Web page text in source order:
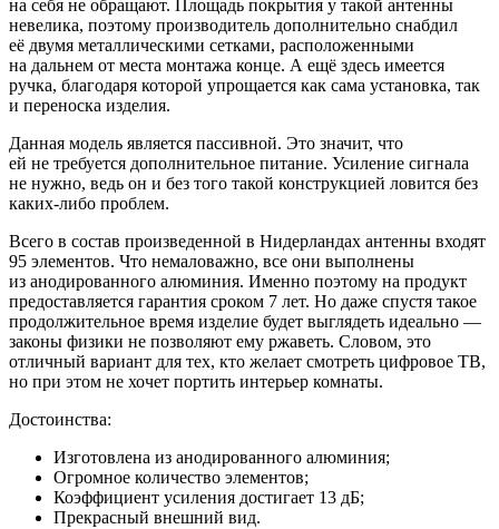
на себя не обращают. Площадь покрытия у такой антенны
невелика, поэтому производитель дополнительно снабдил
её двумя металлическими сетками, расположенными
на дальнем от места монтажа конце. А ещё здесь имеется
ручка, благодаря которой упрощается как сама установка, так
и переноска изделия.
Данная модель является пассивной. Это значит, что
ей не требуется дополнительное питание. Усиление сигнала
не нужно, ведь он и без того такой конструкцией ловится без
каких-либо проблем.
Всего в состав произведенной в Нидерландах антенны входят
95 элементов. Что немаловажно, все они выполнены
из анодированного алюминия. Именно поэтому на продукт
предоставляется гарантия сроком 7 лет. Но даже спустя такое
продолжительное время изделие будет выглядеть идеально —
законы физики не позволяют ему ржаветь. Словом, это
отличный вариант для тех, кто желает смотреть цифровое ТВ,
но при этом не хочет портить интерьер комнаты.
Достоинства:
Изготовлена из анодированного алюминия;
Огромное количество элементов;
Коэффициент усиления достигает 13 дБ;
Прекрасный внешний вид.